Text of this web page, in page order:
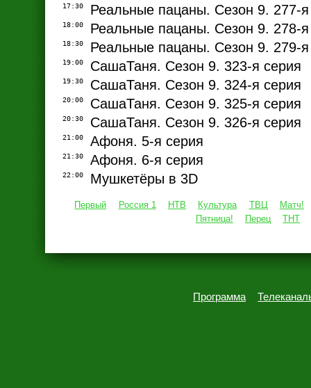
17:30 Реальные пацаны. Сезон 9. 277-я
18:00 Реальные пацаны. Сезон 9. 278-я
18:30 Реальные пацаны. Сезон 9. 279-я
19:00 СашаТаня. Сезон 9. 323-я серия
19:30 СашаТаня. Сезон 9. 324-я серия
20:00 СашаТаня. Сезон 9. 325-я серия
20:30 СашаТаня. Сезон 9. 326-я серия
21:00 Афоня. 5-я серия
21:30 Афоня. 6-я серия
22:00 Мушкетёры в 3D
Первый Россия 1 НТВ Культура ТВЦ
Матч!
Пятница!
Перец ТНТ
Программа